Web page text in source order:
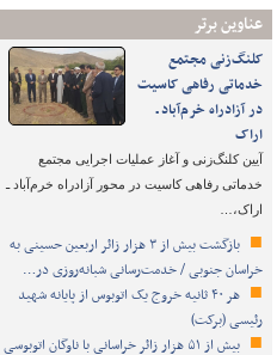
عناوین برتر
کلنگ‌زنی مجتمع
خدماتی رفاهی کاسیت
در آزادراه خرم‌آباد ـ
اراک
آیین کلنگ‌زنی و آغاز عملیات اجرایی مجتمع
خدماتی رفاهی کاسیت در محور آزادراه خرم‌آباد ـ
اراک،…
بازگشت بیش از ۳ هزار زائر اربعین حسینی به
خراسان جنوبی / خدمت‌رسانی شبانه‌روزی در…
هر ۴۰ ثانیه خروج یک اتوبوس از پایانه شهید
رئیسی (برکت)
بیش از ۵۱ هزار زائر خراسانی با ناوگان اتوبوسی